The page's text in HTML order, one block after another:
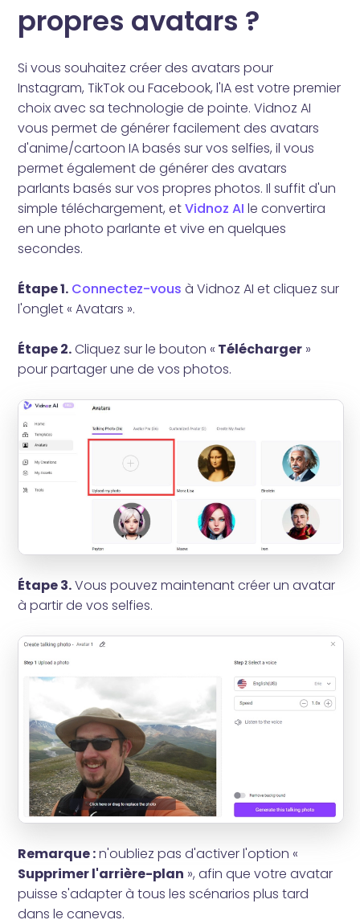
propres avatars ?
Si vous souhaitez créer des avatars pour
Instagram, TikTok ou Facebook, l'IA est votre premier
choix avec sa technologie de pointe. Vidnoz AI
vous permet de générer facilement des avatars
d'anime/cartoon IA basés sur vos selfies, il vous
permet également de générer des avatars
parlants basés sur vos propres photos. Il suffit d'un
simple téléchargement, etVidnoz AI le convertira
en une photo parlante et vive en quelques
secondes.
Étape 1. Connectez-vous à Vidnoz AI et cliquez sur
l'onglet « Avatars ».
Étape 2.Cliquez sur le bouton « Télécharger »
pour partager une de vos photos.
Étape 3.Vous pouvez maintenant créer un avatar
à partir de vos selfies.
Remarque :n'oubliez pas d'activer l'option «
Supprimer l'arrière-plan », afin que votre avatar
puisse s'adapter à tous les scénarios plus tard
dans le canevas.